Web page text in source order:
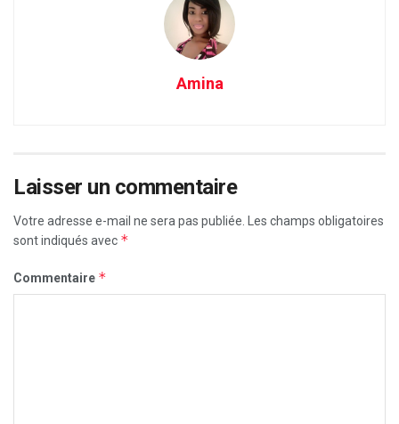
Amina
Laisser un commentaire
Votre adresse e-mail ne sera pas publiée.
Les champs obligatoires
sont indiqués avec *
Commentaire *